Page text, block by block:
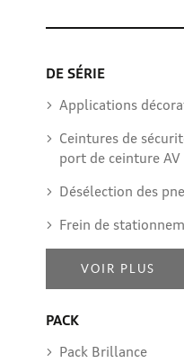
DE SÉRIE
Applications
Ceintures de
port de ceinture AV
Désélection des
Frein de
VOIR PLUS
PACK
Pack Brillance